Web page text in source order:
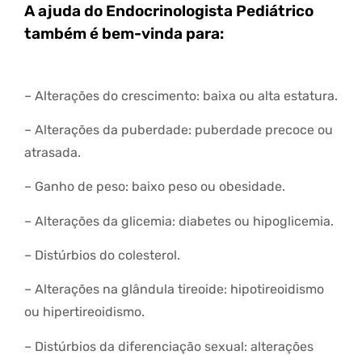
A ajuda do Endocrinologista Pediátrico
também é bem-vinda para:
– Alterações do crescimento: baixa ou alta estatura.
– Alterações da puberdade: puberdade precoce ou
atrasada.
– Ganho de peso: baixo peso ou obesidade.
– Alterações da glicemia: diabetes ou hipoglicemia.
– Distúrbios do colesterol.
– Alterações na glândula tireoide: hipotireoidismo
ou hipertireoidismo.
– Distúrbios da diferenciação sexual: alterações